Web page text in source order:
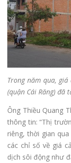
Trong năm qua,
(quận Cái Răng) đã
Ông Thiều Quang
thông tin: “Thị
riêng, thời gian
các chỉ số về giá
dịch sôi động như